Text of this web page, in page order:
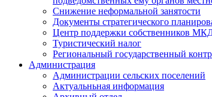
Снижение неформальной занятости
Документы стратегического
Центр поддержки собственников
Туристический налог
Региональный государственный
Администрация
Администрации сельских поселений
Актуальньная информация